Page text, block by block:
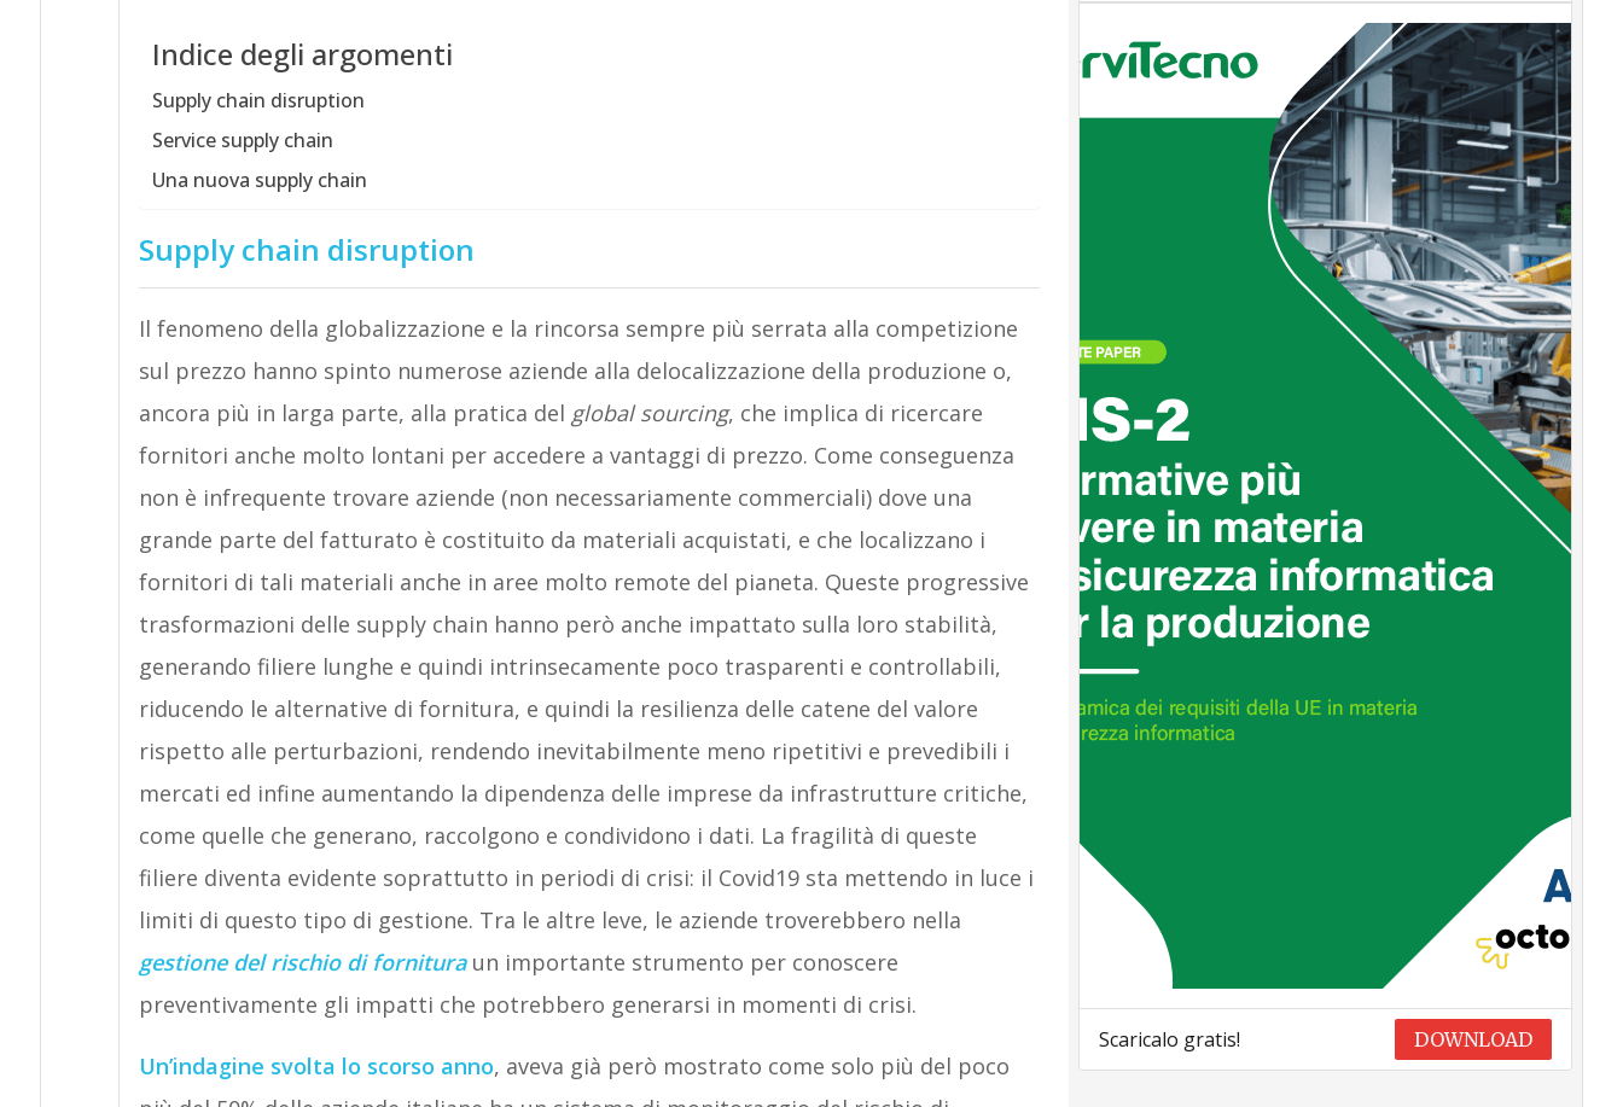
Indice degli argomenti
Supply chain disruption
Service supply chain
Una nuova supply chain
Supply chain disruption
Il fenomeno della globalizzazione e la rincorsa sempre più serrata alla competizione
sul prezzo hanno spinto numerose aziende alla delocalizzazione della produzione o,
ancora più in larga parte, alla pratica del global sourcing, che implica di ricercare
fornitori anche molto lontani per accedere a vantaggi di prezzo. Come conseguenza
non è infrequente trovare aziende (non necessariamente commerciali) dove una
grande parte del fatturato è costituito da materiali acquistati, e che localizzano i
fornitori di tali materiali anche in aree molto remote del pianeta. Queste progressive
trasformazioni delle supply chain hanno però anche impattato sulla loro stabilità,
generando filiere lunghe e quindi intrinsecamente poco trasparenti e controllabili,
riducendo le alternative di fornitura, e quindi la resilienza delle catene del valore
rispetto alle perturbazioni, rendendo inevitabilmente meno ripetitivi e prevedibili i
mercati ed infine aumentando la dipendenza delle imprese da infrastrutture critiche,
come quelle che generano, raccolgono e condividono i dati. La fragilità di queste
filiere diventa evidente soprattutto in periodi di crisi: il Covid19 sta mettendo in luce i
limiti di questo tipo di gestione. Tra le altre leve, le aziende troverebbero nella
gestione del rischio di fornituraun importante strumento per conoscere
preventivamente gli impatti che potrebbero generarsi in momenti di crisi.
Un’indagine svolta lo scorso anno, aveva già però mostrato come solo più del poco
Scaricalo gratis! DOWNLOAD